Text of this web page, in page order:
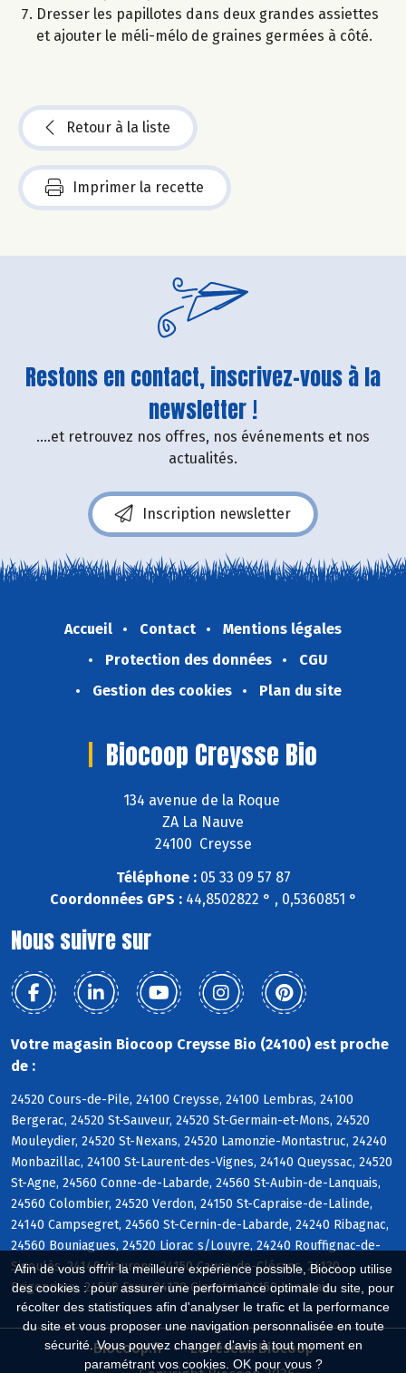
Afin de vous offrir la meilleure expérience possible, Biocoop utilise
des cookies : pour assurer une performance optimale du site, pour
récolter des statistiques afin d'analyser le trafic et la performance
du site et vous proposer une navigation personnalisée en toute
sécurité. Vous pouvez changer d'avis à tout moment en
paramétrant vos cookies. OK pour vous ?
Dresser les papillotes dans deux grandes assiettes
et ajouter le méli-mélo de graines germées à côté.
Retour à la liste
Imprimer la recette
Restons en contact, inscrivez-vous à la
newsletter !
....et retrouvez nos offres, nos événements et nos
actualités.
Inscription newsletter
Accueil Contact
Mentions légales
Protection des données
CGU
Gestion des cookies
Plan du site
Biocoop Creysse Bio
134 avenue de la Roque
ZA La Nauve
24100 Creysse
Téléphone :05 33 09 57 87
Coordonnées GPS :44,8502822 ° , 0,5360851 °
Nous suivre sur
Votre magasin Biocoop Creysse Bio (24100) est proche
de :
24520 Cours-de-Pile, 24100 Creysse, 24100 Lembras, 24100
Bergerac, 24520 St-Sauveur, 24520 St-Germain-et-Mons, 24520
Mouleydier, 24520 St-Nexans, 24520 Lamonzie-Montastruc, 24240
Monbazillac, 24100 St-Laurent-des-Vignes, 24140 Queyssac, 24520
St-Agne, 24560 Conne-de-Labarde, 24560 St-Aubin-de-Lanquais,
24560 Colombier, 24520 Verdon, 24150 St-Capraise-de-Lalinde,
24140 Campsegret, 24560 St-Cernin-de-Labarde, 24240 Ribagnac,
24560 Bouniagues, 24520 Liorac s/Louyre, 24240 Rouffignac-de-
Sigoulès, 24140 Maurens, 24150 Cause-de-Clérans, 24130
Prigonrieux, 24560 Faux, 24130 Ginestet, 24150 Lanquais
Biocoop.fr
Le réseau Biocoop